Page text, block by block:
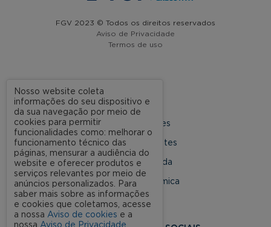
FGV 2023 © Todos os direitos reservados
Aviso de Privacidade
Termos de uso
Contato
Nossas Unidades
Dúvidas Frequentes
Rede Conveniada
Ouvidoria Acadêmica
Nosso website coleta
informações do seu dispositivo e
da sua navegação por meio de
cookies para permitir
funcionalidades como: melhorar o
funcionamento técnico das
páginas, mensurar a audiência do
website e oferecer produtos e
serviços relevantes por meio de
anúncios personalizados. Para
saber mais sobre as informações
e cookies que coletamos, acesse
a nossa Aviso de cookies e a
nossa Aviso de Privacidade